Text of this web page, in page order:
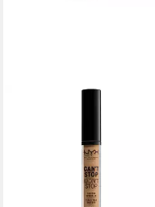
Makeup Can't Stop Won't
Stop Contour Concealer